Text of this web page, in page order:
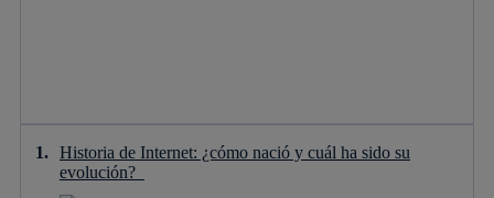
Historia de Internet: ¿cómo nació y cuál ha sido su
evolución?